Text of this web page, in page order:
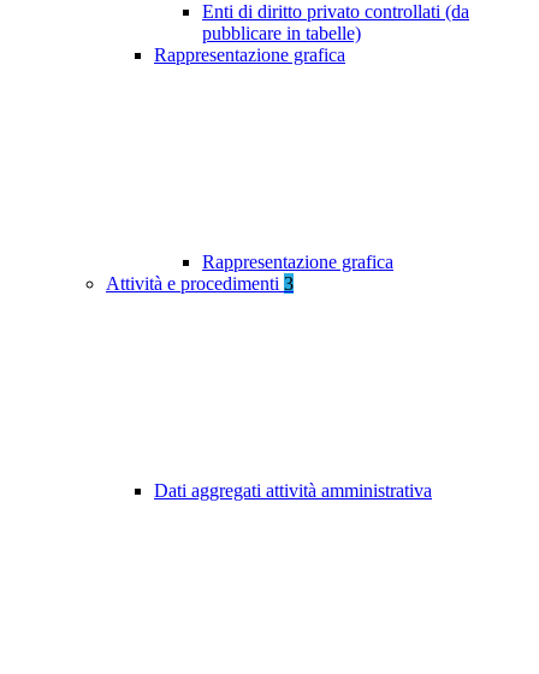
Enti di diritto privato controllati (da
pubblicare in tabelle)
Rappresentazione grafica
Rappresentazione grafica
Attività e procedimenti 3
Dati aggregati attività amministrativa